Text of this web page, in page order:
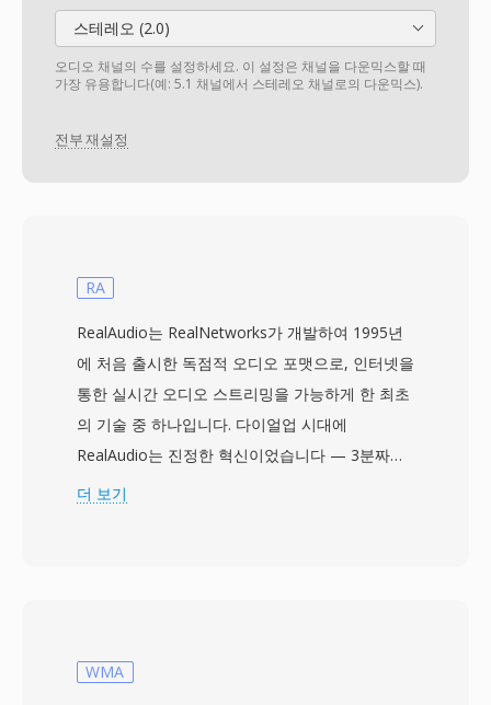
스테레오 (2.0)
오디오 채널의 수를 설정하세요. 이 설정은 채널을 다운믹스할 때
가장 유용합니다(예: 5.1 채널에서 스테레오 채널로의 다운믹스).
전부 재설정
RA
RealAudio는 RealNetworks가 개발하여 1995년
에 처음 출시한 독점적 오디오 포맷으로, 인터넷을
통한 실시간 오디오 스트리밍을 가능하게 한 최초
의 기술 중 하나입니다. 다이얼업 시대에
RealAudio는 진정한 혁신이었습니다 — 3분짜리
노래의 전체 다운로드에 30분이 걸릴 수 있던 시
에 가까운 품질을 제공했습니다. RA 파일은 고정
더 보기
WMA